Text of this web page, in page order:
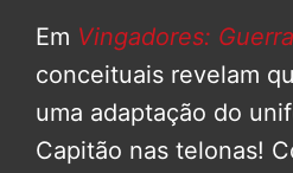
Em Vingadores:
conceituais revelam
uma adaptação do
Capitão nas telonas!